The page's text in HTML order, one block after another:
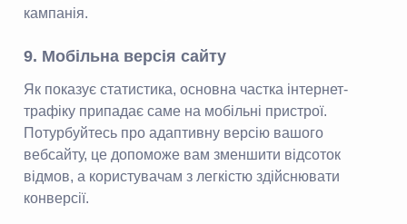
кампанія.
9. Мобільна версія сайту
Як показує статистика, основна частка інтернет-
трафіку припадає саме на мобільні пристрої.
Потурбуйтесь про адаптивну версію вашого
вебсайту, це допоможе вам зменшити відсоток
відмов, а користувачам з легкістю здійснювати
конверсії.